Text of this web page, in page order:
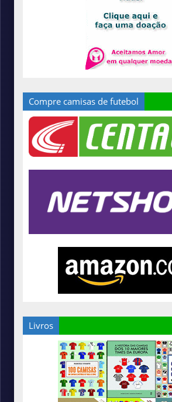
Compre camisas de futebol
Livros